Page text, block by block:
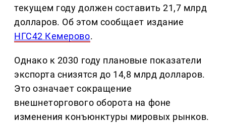
текущем году должен составить 21,7 млрд
долларов. Об этом сообщает издание
НГС42 Кемерово.
Однако к 2030 году плановые показатели
экспорта снизятся до 14,8 млрд долларов.
Это означает сокращение
внешнеторгового оборота на фоне
изменения конъюнктуры мировых рынков.